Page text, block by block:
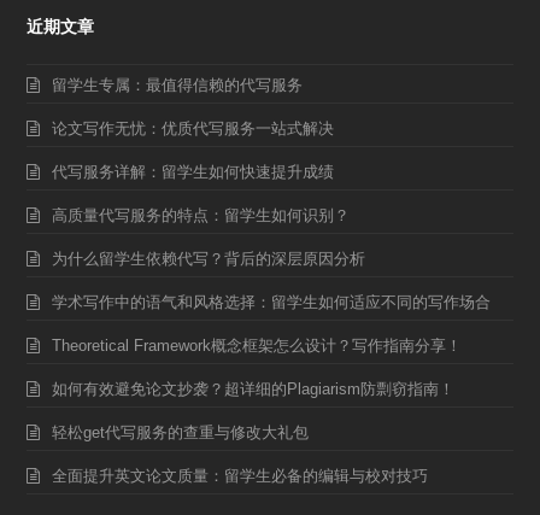
近期文章
留学生专属：最值得信赖的代写服务
论文写作无忧：优质代写服务一站式解决
代写服务详解：留学生如何快速提升成绩
高质量代写服务的特点：留学生如何识别？
为什么留学生依赖代写？背后的深层原因分析
学术写作中的语气和风格选择：留学生如何适应不同的写作场合
Theoretical Framework概念框架怎么设计？写作指南分享！
如何有效避免论文抄袭？超详细的Plagiarism防剽窃指南！
轻松get代写服务的查重与修改大礼包
全面提升英文论文质量：留学生必备的编辑与校对技巧